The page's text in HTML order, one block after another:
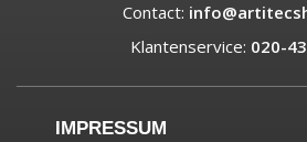
Contact:
Klantenservice: 020-
IMPRESSUM